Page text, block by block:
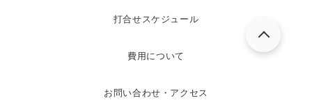
打合せスケジュール
費用について
お問い合わせ・アクセス